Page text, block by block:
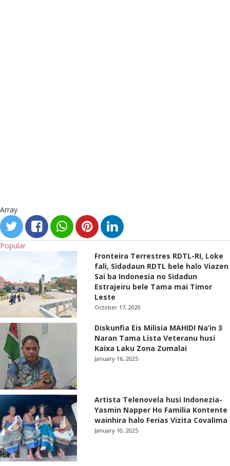
Array
Popular
Fronteira Terrestres RDTL-RI, Loke
fali, Sidadaun RDTL bele halo Viazen
Sai ba Indonesia no Sidadun
Estrajeiru bele Tama mai Timor
Leste
October 17, 2020
Diskunfia Eis Milisia MAHIDI Na’in 3
Naran Tama Lista Veteranu husi
Kaixa Laku Zona Zumalai
January 16, 2025
Artista Telenovela husi Indonezia-
Yasmin Napper Ho Familia Kontente
wainhira halo Ferias Vizita Covalima
January 10, 2025